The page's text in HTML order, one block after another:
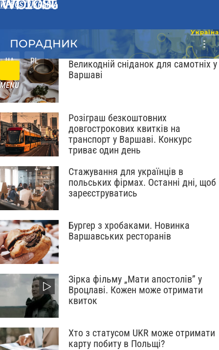
WPROST UKRAINA
UA PL
MENU
ПОРАДНИК
Великодній сніданок для самотніх у
Варшаві
Розіграш безкоштовних
довгострокових квитків на
транспорт у Варшаві. Конкурс
триває один день
Стажування для українців в
польських фірмах. Останні дні, щоб
зареєструватись
Бургер з хробаками. Новинка
Варшавських ресторанів
Зірка фільму „Мати апостолів” у
Вроцлаві. Кожен може отримати
квиток
Хто з статусом UKR може отримати
карту побиту в Польщі?